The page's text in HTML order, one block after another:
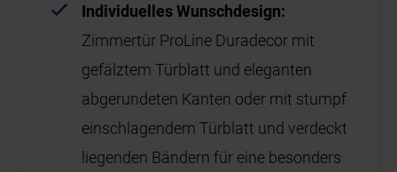
Individuelles Wunschdesign:
Zimmertür ProLine Duradecor mit
gefälztem Türblatt und eleganten
abgerundeten Kanten oder mit stumpf
einschlagendem Türblatt und verdeckt
liegenden Bändern für eine besonders